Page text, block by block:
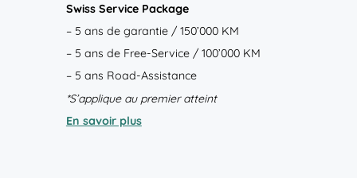
Swiss Service Package
– 5 ans de garantie / 150’000 KM
– 5 ans de Free-Service / 100’000 KM
– 5 ans Road-Assistance
*S’applique au premier atteint
En savoir plus